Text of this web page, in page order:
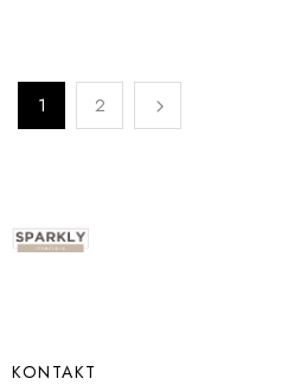
1 2
KONTAKT